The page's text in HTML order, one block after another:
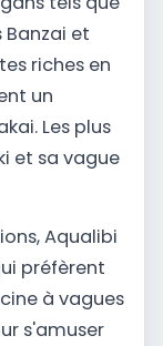
et
riches en
un
Les plus
et sa vague
Aqualibi
préfèrent
à vagues
s'amuser